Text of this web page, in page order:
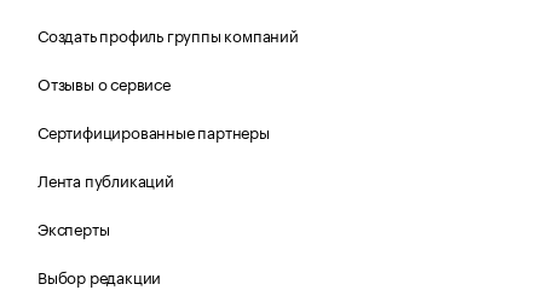
Создать профиль группы компаний
Отзывы о сервисе
Сертифицированные партнеры
Лента публикаций
Эксперты
Выбор редакции